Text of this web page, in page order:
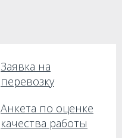
Заявка на
перевозку
Анкета по оценке
качества работы